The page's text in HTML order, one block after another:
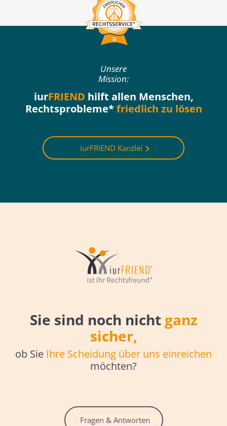
Unsere
Mission:
iurFRIEND hilft allen Menschen,
Rechtsprobleme*friedlich zu lösen
iurFRIEND Kanzlei
Sie sind noch nichtganz
sicher,
ob Sie Ihre Scheidung über uns einreichen
möchten?
Fragen & Antworten